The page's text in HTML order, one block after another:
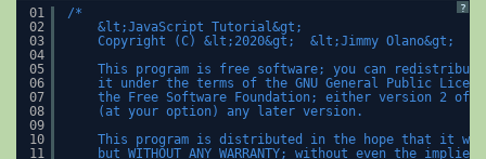
?
01
02
03
04
05
06
07
08
09
10
11
/*
&lt;JavaScript Tutorial&gt;
Copyright (C) &lt;2020&gt;  &lt;Jimmy Olano&gt;
This program is free software; you can
it under the terms of the GNU General Public
the Free Software Foundation; either version 2 of
(at your option) any later version.
This program is distributed in the hope that it
but WITHOUT ANY WARRANTY; without even the